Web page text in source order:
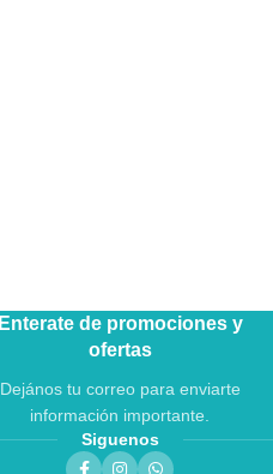
Enterate de promociones y
ofertas
Dejános tu correo para enviarte
información importante.
Siguenos